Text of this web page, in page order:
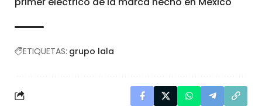
ETIQUETAS: grupo lala